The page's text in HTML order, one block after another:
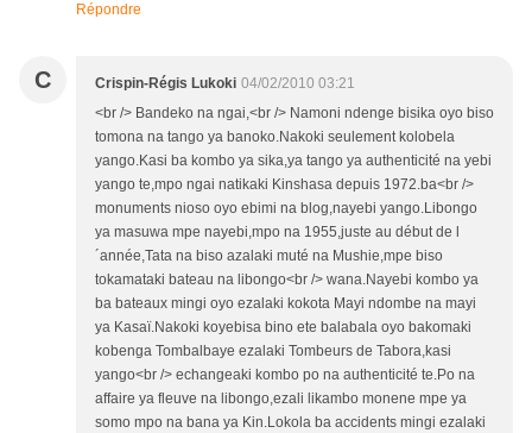
Répondre
C Crispin-Régis Lukoki 04/02/2010 03:21
<br /> Bandeko na ngai,<br /> Namoni ndenge bisika oyo biso
tomona na tango ya banoko.Nakoki seulement kolobela
yango.Kasi ba kombo ya sika,ya tango ya authenticité na yebi
yango te,mpo ngai natikaki Kinshasa depuis 1972.ba<br />
monuments nioso oyo ebimi na blog,nayebi yango.Libongo
ya masuwa mpe nayebi,mpo na 1955,juste au début de l
´année,Tata na biso azalaki muté na Mushie,mpe biso
tokamataki bateau na libongo<br /> wana.Nayebi kombo ya
ba bateaux mingi oyo ezalaki kokota Mayi ndombe na mayi
ya Kasaï.Nakoki koyebisa bino ete balabala oyo bakomaki
kobenga Tombalbaye ezalaki Tombeurs de Tabora,kasi
yango<br /> echangeaki kombo po na authenticité te.Po na
affaire ya fleuve na libongo,ezali likambo monene mpe ya
somo mpo na bana ya Kin.Lokola ba accidents mingi ezalaki